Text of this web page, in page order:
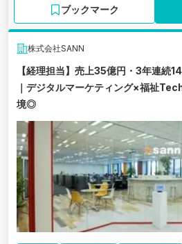
新規事業や会計論点整理など、経営に近
があります。 また、経理財務部長直下
ー・フィードバックを受けながらスピ
も特徴です。将来的には決算主担当、
わりたい」「若いうちから市場価値を
を持って働きたい」という方に非常に
ブックマーク
株式会社SANN
【経理担当】売上35億円・3年連続
｜デジタルマーケティング×福祉
境◎